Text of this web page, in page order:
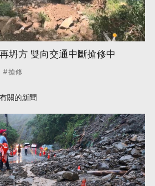
坍方 雙向交通中斷搶修中
搶修
關的新聞